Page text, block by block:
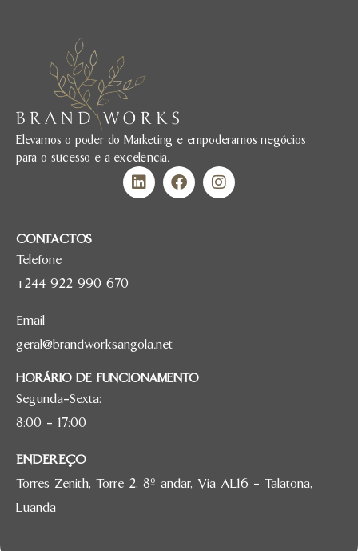
Elevamos o poder do Marketing e empoderamos negócios
para o sucesso e a excelência.
CONTACTOS
Telefone
+244 922 990 670
Email
geral@brandworksangola.net
HORÁRIO DE FUNCIONAMENTO
Segunda-Sexta:
8:00 – 17:00
ENDEREÇO
Torres Zenith, Torre 2, 8º andar, Via AL16 – Talatona,
Luanda